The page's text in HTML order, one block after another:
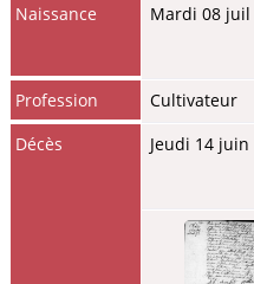
Naissance
Mardi 08 juil
Profession
Cultivateur
Décès
Jeudi 14 juin